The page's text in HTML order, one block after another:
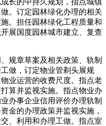
。订定园林绿化办理的相关
。担任园林绿化工程质量和
展国度园林城市建立、复查
章草案及相关政策、轨制
做，订定物业管剃头展规
业运营的收费尺度。指点老
算并监视实施。指点物业办
办事企业信用评价办理轨制
金的办理政策并监视实施，
、利用和办理工做。指点室